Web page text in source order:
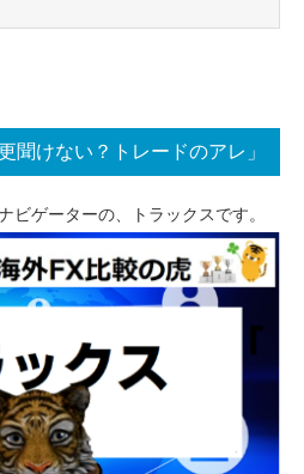
聞けない？トレードのアレ」
ビゲーターの、トラックスです。